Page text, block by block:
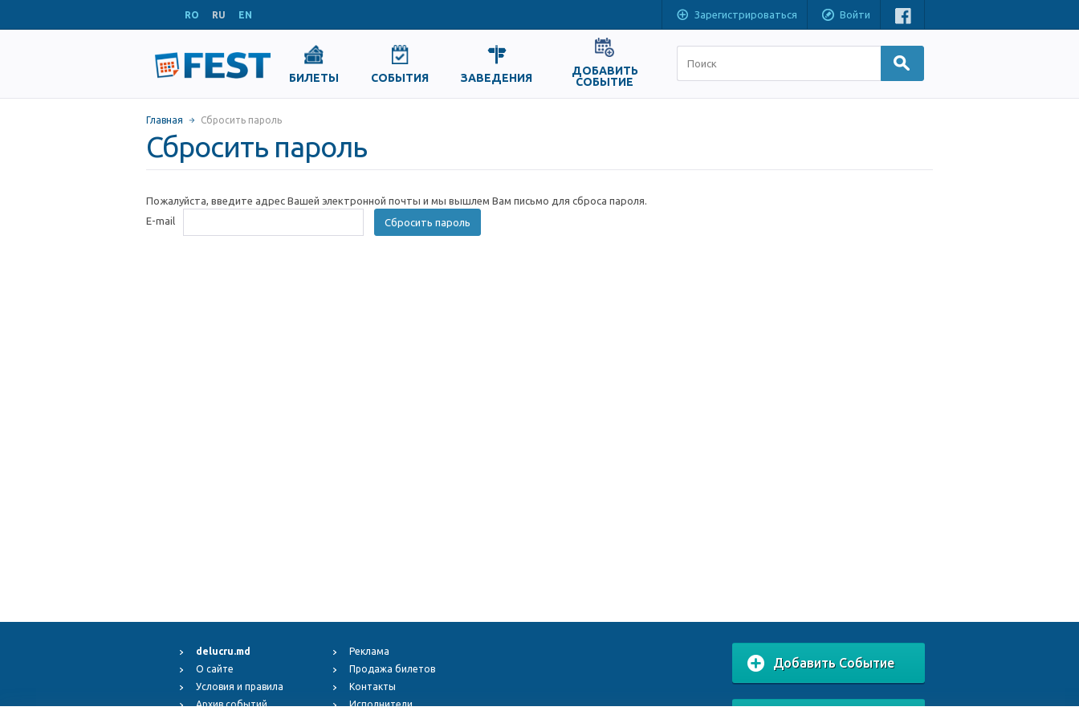
RO RU EN Зарегистрироваться Войти
БИЛЕТЫ СОБЫТИЯ ЗАВЕДЕНИЯ
ДОБАВИТЬ
СОБЫТИЕ
Главная Сбросить пароль
Сбросить пароль
Пожалуйста, введите адрес Вашей электронной почты и мы вышлем Вам письмо для сброса пароля.
E-mail
Сбросить пароль
delucru.md
О сайте
Условия и правила
Архив событий
Реклама
Продажа билетов
Контакты
Исполнители
Добавить Событие